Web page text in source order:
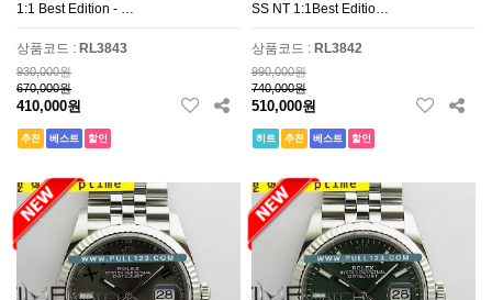
1:1 Best Edition - …
상품코드 : RL3843
930,000원
670,000원
410,000원
추천 베스트 할인
SS NT 1:1Best Editio…
상품코드 : RL3842
990,000원
740,000원
510,000원
히트 추천 베스트 할인